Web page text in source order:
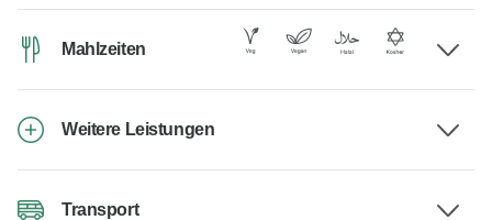
Mahlzeiten
Weitere Leistungen
Transport